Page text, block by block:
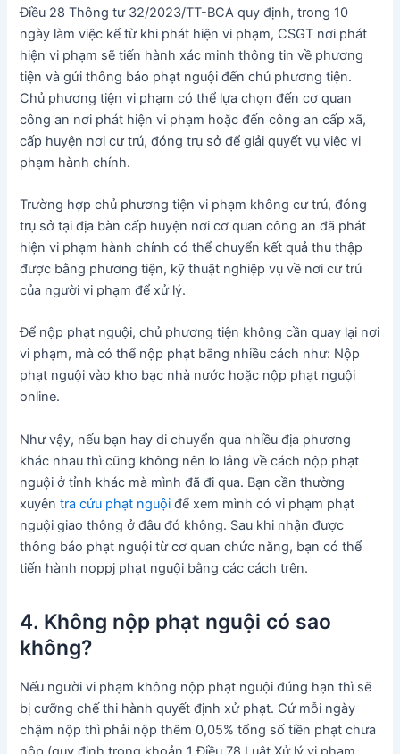
Điều 28 Thông tư 32/2023/TT-BCA quy định, trong 10
ngày làm việc kể từ khi phát hiện vi phạm, CSGT nơi phát
hiện vi phạm sẽ tiến hành xác minh thông tin về phương
tiện và gửi thông báo phạt nguội đến chủ phương tiện.
Chủ phương tiện vi phạm có thể lựa chọn đến cơ quan
công an nơi phát hiện vi phạm hoặc đến công an cấp xã,
cấp huyện nơi cư trú, đóng trụ sở để giải quyết vụ việc vi
phạm hành chính.
Trường hợp chủ phương tiện vi phạm không cư trú, đóng
trụ sở tại địa bàn cấp huyện nơi cơ quan công an đã phát
hiện vi phạm hành chính có thể chuyển kết quả thu thập
được bằng phương tiện, kỹ thuật nghiệp vụ về nơi cư trú
của người vi phạm để xử lý.
Để nộp phạt nguội, chủ phương tiện không cần quay lại nơi
vi phạm, mà có thể nộp phạt bằng nhiều cách như: Nộp
phạt nguội vào kho bạc nhà nước hoặc nộp phạt nguội
online.
Như vậy, nếu bạn hay di chuyển qua nhiều địa phương
khác nhau thì cũng không nên lo lắng về cách nộp phạt
nguội ở tỉnh khác mà mình đã đi qua. Bạn cần thường
xuyêntra cứu phạt nguội để xem mình có vi phạm phạt
nguội giao thông ở đâu đó không. Sau khi nhận được
thông báo phạt nguội từ cơ quan chức năng, bạn có thể
tiến hành noppj phạt nguội bằng các cách trên.
4. Không nộp phạt nguội có sao
không?
Nếu người vi phạm không nộp phạt nguội đúng hạn thì sẽ
bị cưỡng chế thi hành quyết định xử phạt. Cứ mỗi ngày
chậm nộp thì phải nộp thêm 0,05% tổng số tiền phạt chưa